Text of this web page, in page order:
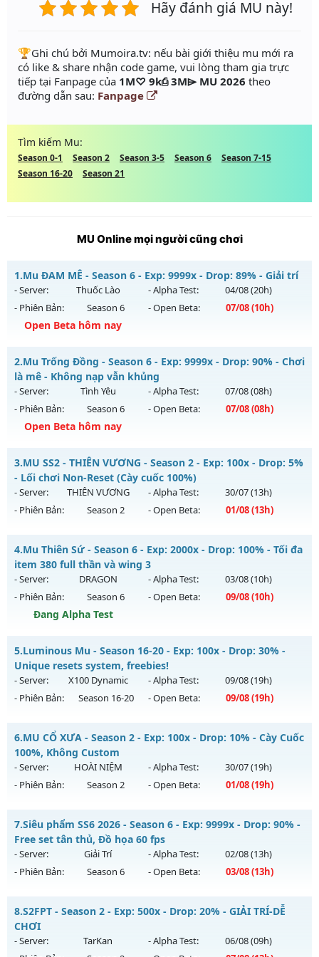
Hãy đánh giá MU này!
️🏆Ghi chú bởi Mumoira.tv: nếu bài giới thiệu mu mới ra
có like & share nhận code game, vui lòng tham gia trực
tiếp tại Fanpage của 1M♡ 9k⎙ 3M⌲ MU 2026 theo
đường dẫn sau: Fanpage
Tìm kiếm Mu:
Season 0-1 Season 2 Season 3-5 Season 6
Season 7-15
Season 16-20
Season 21
MU Online mọi người cũng chơi
1.Mu ĐAM MÊ - Season 6 - Exp: 9999x - Drop: 89% - Giải trí
- Server: Thuốc Lào - Alpha Test: 04/08(20h)
- Phiên Bản:
Season 6 - Open Beta: 07/08(10h)
Open Beta hôm nay
Mu ĐAM MÊ - Giải trí
Mu mới ra tháng 08 2026 - Mở máy chủ
ngày 07/08/2626
Exp: 9999x - Drop: 89%
Kiểu reset: Reset In Game
Thể loại: Mu Bán Đồ Full Trong Shop
Antihack: UGK
2.Mu Trống Đồng - Season 6 - Exp: 9999x - Drop: 90% - Chơi
là mê - Không nạp vẫn khủng
- Server: Tình Yêu - Alpha Test: 07/08(08h)
- Phiên Bản:
Season 6 - Open Beta: 07/08(08h)
Open Beta hôm nay
Mu Trống Đồng - Chơi là mê - Không nạp vẫn khủng
Mu mới ra tháng 08 2026 - Mở máy chủ
ngày 07/08/2626
Exp: 9999x - Drop: 90%
Thể loại: Mu Nguyên bản Webzen
Antihack: ICMPROTECT ✅ 🔴 ✨ ⚡️
3.MU SS2 - THIÊN VƯƠNG - Season 2 - Exp: 100x - Drop: 5%
- Lối chơi Non-Reset (Cày cuốc 100%)
- Server: THIÊN VƯƠNG - Alpha Test: 30/07(13h)
- Phiên Bản:
Season 2 - Open Beta: 01/08(13h)
MU SS2 - THIÊN VƯƠNG - Lối chơi Non-Reset (Cày cuốc
100%)
Mu mới ra tháng 08 2026 - Mở máy chủ
THIÊN VƯƠNG
13h ngày 01/08/2626
Exp: 100x - Drop: 5%
Thể loại: Mu Nguyên bản Webzen
Antihack: XShield
4.Mu Thiên Sứ - Season 6 - Exp: 2000x - Drop: 100% - Tối đa
item 380 full thần và wing 3
- Server: DRAGON - Alpha Test: 03/08(10h)
- Phiên Bản:
Season 6 - Open Beta: 09/08(10h)
Đang Alpha Test
Mu Thiên Sứ - Tối đa item 380 full thần và wing 3
Mu mới ra tháng 08 2026 - Mở máy chủ
ngày 09/08/2626
Exp: 2000x - Drop: 100%
Thể loại: Mu Nguyên bản Webzen
Antihack: sharkguard
5.Luminous Mu - Season 16-20 - Exp: 100x - Drop: 30% -
Unique resets system, freebies!
- Server: X100 Dynamic - Alpha Test: 09/08(19h)
- Phiên Bản:
Season 16-20 - Open Beta: 09/08(19h)
Luminous Mu - Unique resets system, freebies!
Mu mới ra tháng 08 2026 - Mở máy chủ
19h ngày 09/08/2626
Exp: 100x - Drop: 30%
Thể loại: Mu Nguyên bản Webzen
Antihack: Yes
6.MU CỔ XƯA - Season 2 - Exp: 100x - Drop: 10% - Cày Cuốc
100%, Không Custom
- Server: HOÀI NIỆM - Alpha Test: 30/07(19h)
- Phiên Bản:
Season 2 - Open Beta: 01/08(19h)
MU CỔ XƯA - Cày Cuốc 100%, Không Custom
Mu mới ra tháng 08 2026 - Mở máy chủ
ngày 01/08/2626
Exp: 100x - Drop: 10%
Thể loại: Mu Nguyên bản Webzen
Antihack: Phiên bản mới nhất
7.Siêu phẩm SS6 2026 - Season 6 - Exp: 9999x - Drop: 90% -
Free set tân thủ, Đồ họa 60 fps
- Server: Giải Trí - Alpha Test: 02/08(13h)
- Phiên Bản:
Season 6 - Open Beta: 03/08(13h)
Siêu phẩm SS6 2026 - Free set tân thủ, Đồ họa 60 fps
Mu mới ra tháng 08 2026 - Mở máy chủ
ngày 03/08/2626
8.S2FPT - Season 2 - Exp: 500x - Drop: 20% - GIẢI TRÍ-DỄ
CHƠI
- Server: TarKan - Alpha Test: 06/08(09h)